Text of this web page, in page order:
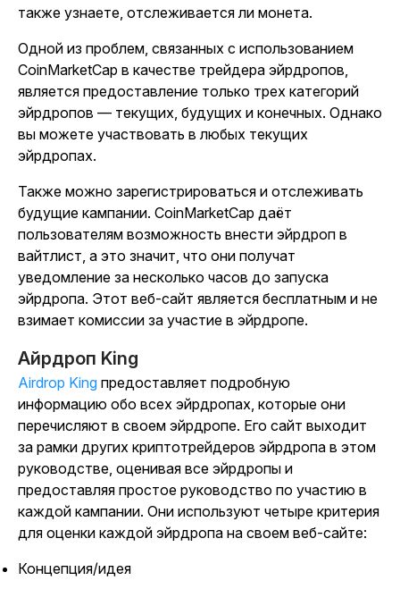
также узнаете, отслеживается ли монета.
Одной из проблем, связанных с использованием
CoinMarketCap в качестве трейдера эйрдропов,
является предоставление только трех категорий
эйрдропов — текущих, будущих и конечных. Однако
вы можете участвовать в любых текущих
эйрдропах.
Также можно зарегистрироваться и отслеживать
будущие кампании. CoinMarketCap даёт
пользователям возможность внести эйрдроп в
вайтлист, а это значит, что они получат
уведомление за несколько часов до запуска
эйрдропа. Этот веб-сайт является бесплатным и не
взимает комиссии за участие в эйрдропе.
Айрдроп King
Airdrop King предоставляет подробную
информацию обо всех эйрдропах, которые они
перечисляют в своем эйрдропе. Его сайт выходит
за рамки других криптотрейдеров эйрдропа в этом
руководстве, оценивая все эйрдропы и
предоставляя простое руководство по участию в
каждой кампании. Они используют четыре критерия
для оценки каждой эйрдропа на своем веб-сайте:
Концепция/идея